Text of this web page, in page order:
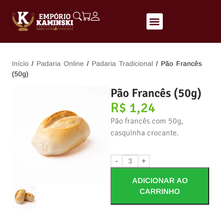
Início / Padaria Online / Padaria Tradicional / Pão Francês
(50g)
Pão Francês (50g)
R$ 1,24
Pão francês com 50g,
casquinha crocante.
- +
ADICIONAR AO
CARRINHO